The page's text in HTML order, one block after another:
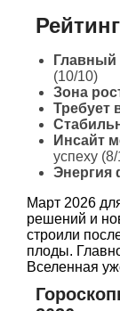
Главный
(10/10)
Зона
Требует
Инсайт
успеху
Энергия
Март 2026
решений и
строили
плоды.
Вселенная